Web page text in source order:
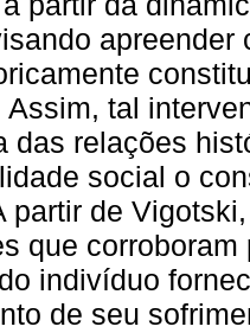
tal
das relações
social o
partir de
que
indivíduo
de seu